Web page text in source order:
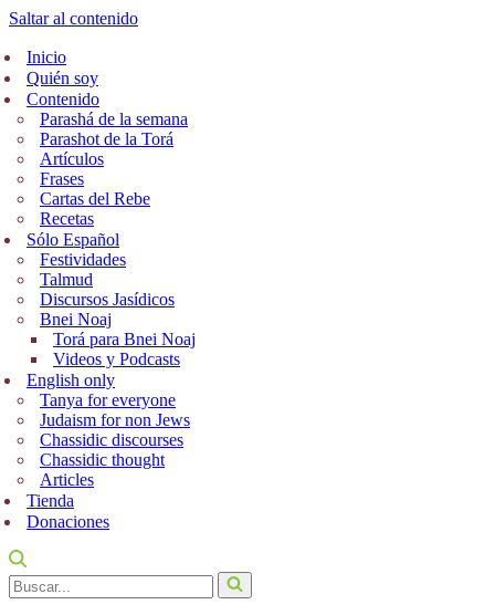
Saltar al contenido
Inicio
Quién soy
Contenido
Parashá de la semana
Parashot de la Torá
Artículos
Frases
Cartas del Rebe
Recetas
Sólo Español
Festividades
Talmud
Discursos Jasídicos
Bnei Noaj
Torá para Bnei Noaj
Videos y Podcasts
English only
Tanya for everyone
Judaism for non Jews
Chassidic discourses
Chassidic thought
Articles
Tienda
Donaciones
Buscar...